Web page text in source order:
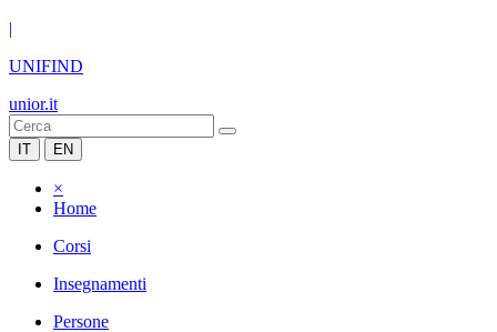
|
UNIFIND
unior.it
IT EN
×
Home
Corsi
Insegnamenti
Persone